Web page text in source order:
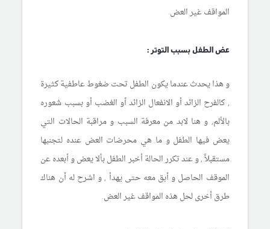
المواقف غير العض.
عض الطفل بسبب التوتر :
و هذا يحدث عندما يكون الطفل تحت ضغوط عاطفية كثيرة
, كالفرح الزائد أو الانفعال الزائد أو الغضب أو بسبب شعوره
بالألم, و هنا لابد من معرفة السبب و مراقبة الحالات التي
يعض فيها الطفل و ما هي محرضات العض عنده لتجنبها
مستقبلاً , و عند تكرر الحالة أخبر الطفل بألا يعض و أبعده عن
الموقف الحاصل و أبق معه حتى يهدأ , و اشرح له أن هناك
طرق أخرى لحل هذه المواقف غير العض.